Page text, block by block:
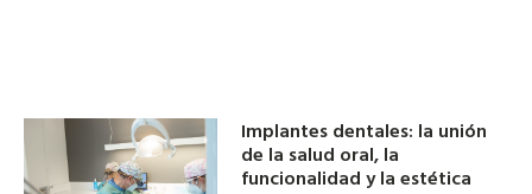
Implantes dentales: la unión
de la salud oral, la
funcionalidad y la estética